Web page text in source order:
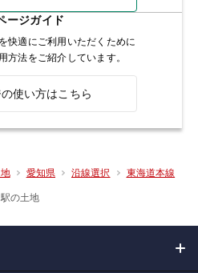
ージガイド
快適にご利用いただくために
方法をご紹介しています。
使い方はこちら
愛知県 沿線選択 東海道本線
の土地